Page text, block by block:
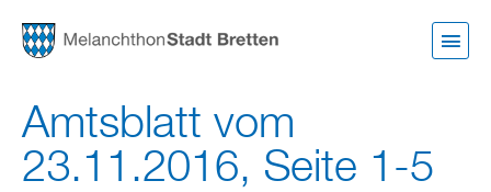
Amtsblatt vom
23.11.2016, Seite 1-5